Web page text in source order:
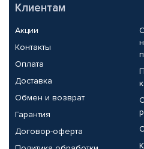
Клиентам
Акции
Контакты
Оплата
Доставка
Обмен и возврат
Гарантия
Договор-оферта